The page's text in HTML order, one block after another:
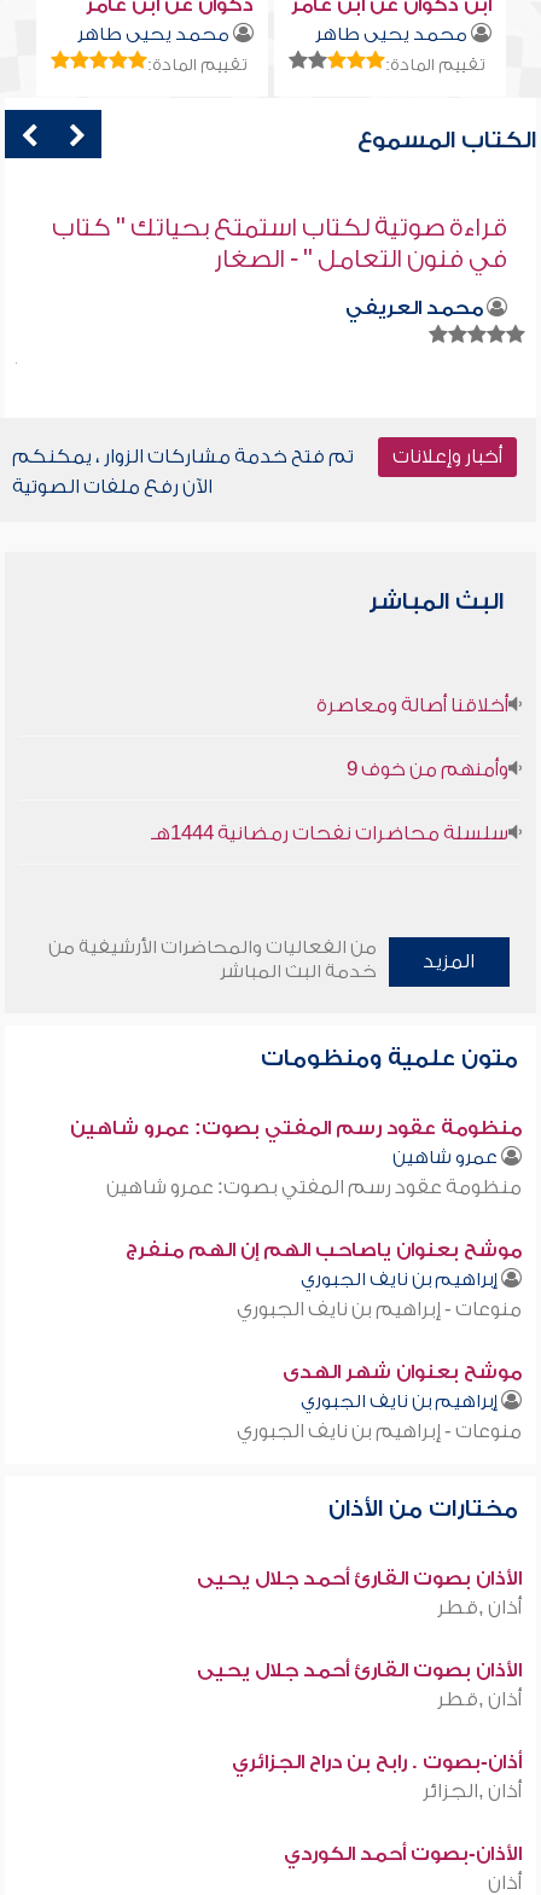
ابن ذكوان عن ابن عامر
محمد يحيى طاهر
تقييم المادة:
ذكوان عن ابن عامر
محمد يحيى طاهر
تقييم المادة:
الكتاب المسموع
قراءة صوتية لكتاب استمتع بحياتك " كتاب
في فنون التعامل " - الصغار
محمد العريفي
أخبار وإعلانات
تم فتح خدمة مشاركات الزوار ، يمكنكم
الآن رفع ملفات الصوتية
البث المباشر
أخلاقنا أصالة ومعاصرة
وأمنهم من خوف 9
سلسلة محاضرات نفحات رمضانية 1444هـ
المزيد
من الفعاليات والمحاضرات الأرشيفية من
خدمة البث المباشر
متون علمية ومنظومات
منظومة عقود رسم المفتي بصوت: عمرو شاهين
عمرو شاهين
منظومة عقود رسم المفتي بصوت: عمرو شاهين
موشح بعنوان ياصاحب الهم إن الهم منفرج
إبراهيم بن نايف الجبوري
منوعات - إبراهيم بن نايف الجبوري
موشح بعنوان شهر الهدى
إبراهيم بن نايف الجبوري
منوعات - إبراهيم بن نايف الجبوري
مختارات من الأذان
الأذان بصوت القارئ أحمد جلال يحيى
أذان ,قطر
الأذان بصوت القارئ أحمد جلال يحيى
أذان ,قطر
أذان-بصوت . رابح بن دراح الجزائري
أذان ,الجزائر
الأذان-بصوت أحمد الكوردي
أذان